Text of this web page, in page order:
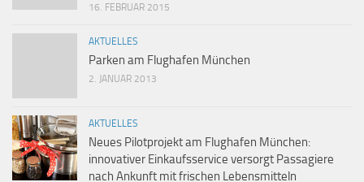
16. FEBRUAR 2015
AKTUELLES
Parken am Flughafen München
2. JANUAR 2013
AKTUELLES
Neues Pilotprojekt am Flughafen München:
innovativer Einkaufsservice versorgt Passagiere
nach Ankunft mit frischen Lebensmitteln